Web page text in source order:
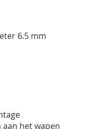
6.5 mm
het wapen